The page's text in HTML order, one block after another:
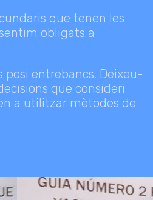
que tenen les
obligats a
posi entrebancs. Deixeu-
que consideri
a utilitzar mètodes de